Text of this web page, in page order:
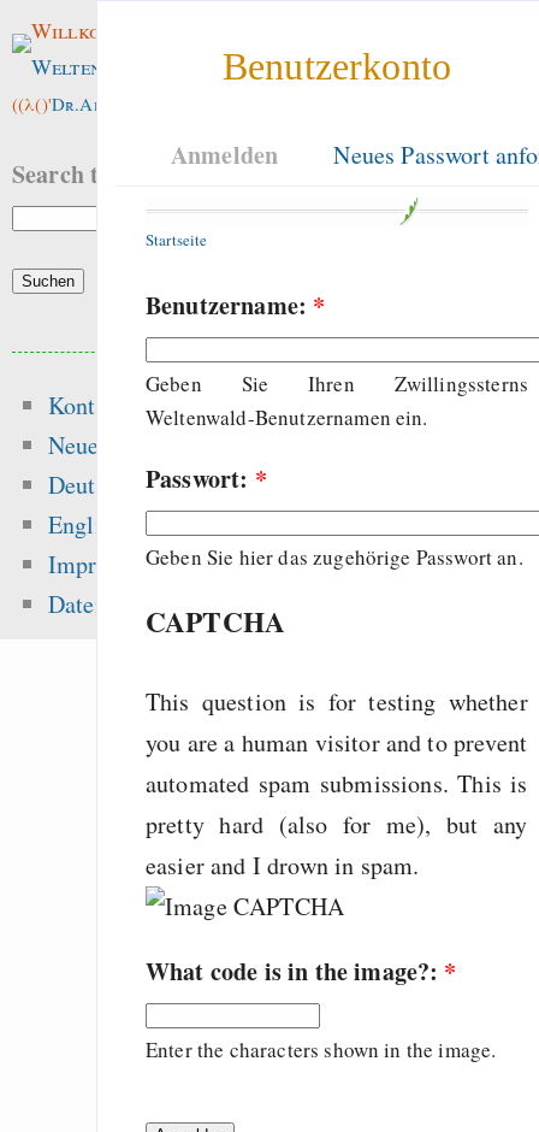
Benutzerkonto
Anmelden Neues Passwort
Startseite
Benutzername: *
Geben Sie Ihren Zwillingssterns
Weltenwald-Benutzernamen ein.
Passwort: *
Geben Sie hier das zugehörige Passwort an.
CAPTCHA
This question is for testing whether
you are a human visitor and to prevent
automated spam submissions. This is
pretty hard (also for me), but any
easier and I drown in spam.
What code is in the image?: *
Enter the characters shown in the image.
Willkommen im
Weltenwald
((λ()'Dr.ArneBab
Search this site:
Kontakt
Neue Inhalte
Deutsch
English
Impressum
Datenschutz
Beliebte Inhalte
Heute:
and the
noncommercial
Zuletzt angezeigt:
Mit Freenet
kommunizieren
concise commit
Peinliche Situation:
ist der Rechner so
Freenet / Hyphanet